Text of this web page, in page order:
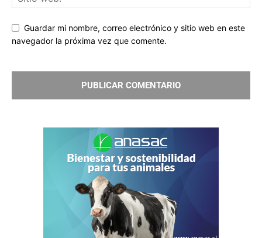
Guardar mi nombre, correo electrónico y sitio web en este
navegador la próxima vez que comente.